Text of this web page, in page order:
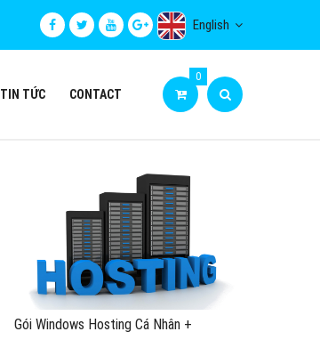
English
TIN TỨC CONTACT
0
Gói Windows Hosting Cá Nhân +